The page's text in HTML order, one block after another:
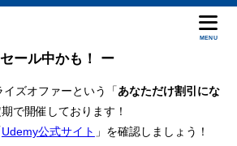
MENU
ール中かも！ ー
ズオファーという「あなただけ割引にな
で開催しております！
Udemy公式サイト 」を確認しましょう！
術者 どちらを選ぶべきか？
傾向が強いですか？
か悩んでいる方へ